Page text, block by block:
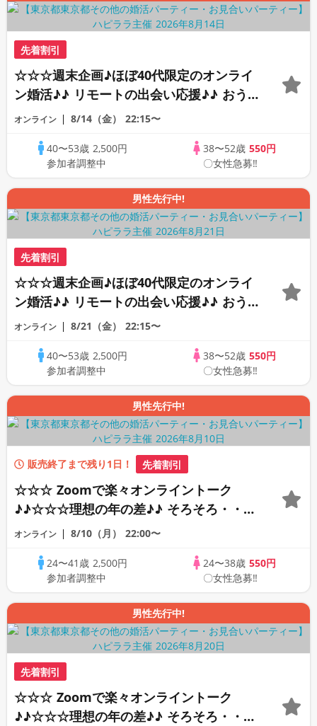
先着割引
☆☆☆週末企画♪ほぼ40代限定のオンライ
ン婚活♪♪ リモートの出会い応援♪♪ おう
ちで乾杯しませんか♪♪ ☆全国の方が対象
PARTY!!
オンライン 8/14（金） 22:15〜
40〜53歳 2,500円
参加者調整中
38〜52歳 550円
〇女性急募‼
男性先行中!
先着割引
☆☆☆週末企画♪ほぼ40代限定のオンライ
ン婚活♪♪ リモートの出会い応援♪♪ おう
ちで乾杯しませんか♪♪ ☆全国の方が対象
PARTY!!
オンライン 8/21（金） 22:15〜
40〜53歳 2,500円
参加者調整中
38〜52歳 550円
〇女性急募‼
男性先行中!
販売終了まで残り1日！ 先着割引
☆☆☆ Zoomで楽々オンライントーク
♪♪☆☆☆理想の年の差♪♪ そろそろ・・・
素敵な恋人見つけたい♪ ♪☆カジュアルな
行あり♪♪
オンライン 8/10（月） 22:00〜
24〜41歳 2,500円
参加者調整中
24〜38歳 550円
〇女性急募‼
男性先行中!
先着割引
☆☆☆ Zoomで楽々オンライントーク
♪♪☆☆☆理想の年の差♪♪ そろそろ・・・